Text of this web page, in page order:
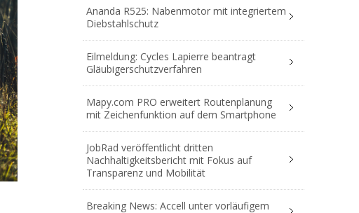
Ananda R525: Nabenmotor mit integriertem
Diebstahlschutz
Eilmeldung: Cycles Lapierre beantragt
Gläubigerschutzverfahren
Mapy.com PRO erweitert Routenplanung
mit Zeichenfunktion auf dem Smartphone
JobRad veröffentlicht dritten
Nachhaltigkeitsbericht mit Fokus auf
Transparenz und Mobilität
Breaking News: Accell unter vorläufigem